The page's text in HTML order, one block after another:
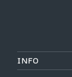
INFO